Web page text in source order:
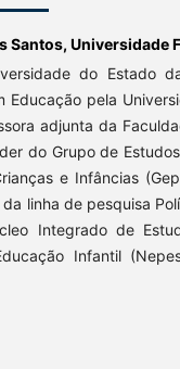
Santos, Universidade
do Estado
Educação pela
adjunta da
do Grupo de
e Infâncias
da linha de pesquisa
Integrado de
Infantil